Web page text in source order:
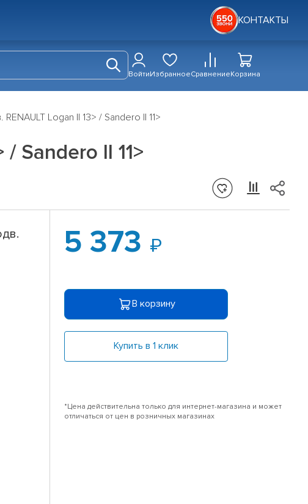
КОНТАКТЫ
ВойтиИзбранноеСравнениеКорзина
Logan II 13> / Sandero II 11>
Sandero II 11>
5 373
В корзину
Купить в 1 клик
*Цена действительна только для интернет-магазина и может
отличаться от цен в розничных магазинах